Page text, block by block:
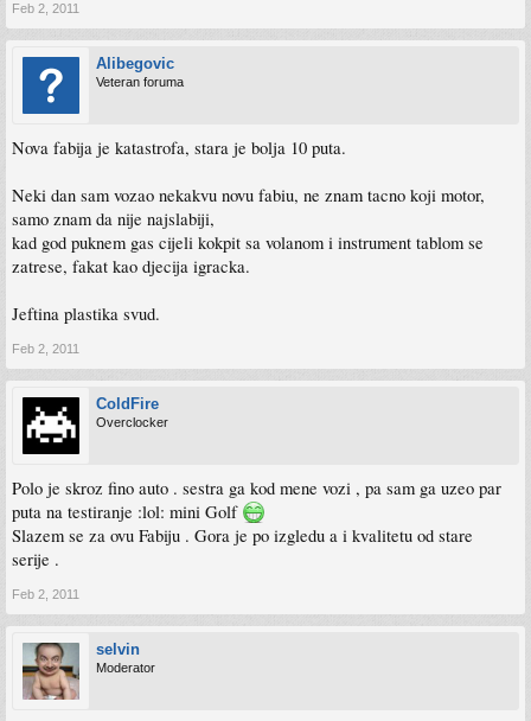
Feb 2, 2011
Alibegovic
Veteran foruma
Nova fabija je katastrofa, stara je bolja 10 puta.
Neki dan sam vozao nekakvu novu fabiu, ne znam tacno koji motor,
samo znam da nije najslabiji,
kad god puknem gas cijeli kokpit sa volanom i instrument tablom se
zatrese, fakat kao djecija igracka.
Jeftina plastika svud.
Feb 2, 2011
ColdFire
Overclocker
Polo je skroz fino auto . sestra ga kod mene vozi , pa sam ga uzeo par
puta na testiranje :lol: mini Golf
Slazem se za ovu Fabiju . Gora je po izgledu a i kvalitetu od stare
serije .
Feb 2, 2011
selvin
Moderator